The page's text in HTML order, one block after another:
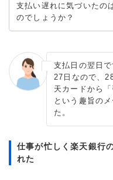
支払い遅れに気づいたの
のでしょうか？
支払日の翌日
27日なので、
天カードから
という趣旨の
た。
仕事が忙しく楽天銀行
れた